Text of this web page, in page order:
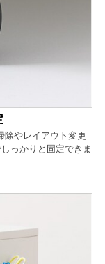
除やレイアウト変更
っかりと固定できま